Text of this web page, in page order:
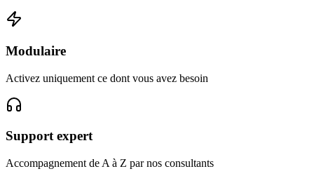
Modulaire
Activez uniquement ce dont vous avez besoin
Support expert
Accompagnement de A à Z par nos consultants